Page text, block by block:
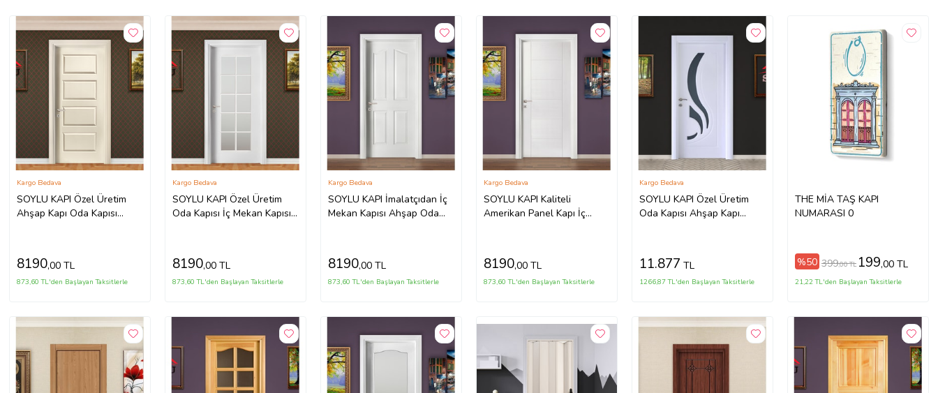
SOYLU KAPI Özel Üretim
Ahşap Kapı Oda Kapısı
Kargo Bedava
8190,00 TL
873,60 TL'den Başlayan Taksitlerle
SOYLU KAPI Özel Üretim
Oda Kapısı İç Mekan Kapısı
Kargo Bedava
8190,00 TL
873,60 TL'den Başlayan Taksitlerle
SOYLU KAPI İmalatçıdan İç
Mekan Kapısı Ahşap Oda
Kargo Bedava
8190,00 TL
873,60 TL'den Başlayan Taksitlerle
SOYLU KAPI Kaliteli
Amerikan Panel Kapı İç
Kargo Bedava
8190,00 TL
873,60 TL'den Başlayan Taksitlerle
SOYLU KAPI Özel Üretim
Oda Kapısı Ahşap Kapı
Kargo Bedava
11.877 TL
1266,87 TL'den Başlayan Taksitlerle
THE MİA TAŞ KAPI
NUMARASI 0
%50 399,00 TL 199,00 TL
21,22 TL'den Başlayan Taksitlerle